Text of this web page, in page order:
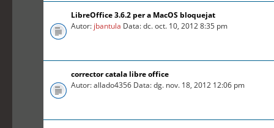
LibreOffice 3.6.2 per a MacOS bloquejat
Autor: jbantula Data: dc. oct. 10, 2012 8:35 pm
corrector catala libre office
Autor: allado4356 Data: dg. nov. 18, 2012 12:06 pm